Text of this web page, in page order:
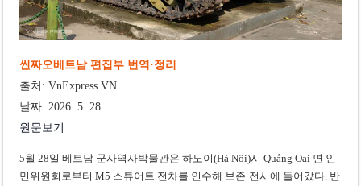
씬짜오베트남 편집부 번역·정리
출처: VnExpress VN
날짜: 2026. 5. 28.
원문보기
5월 28일 베트남 군사역사박물관은 하노이(Hà Nội)시 Quảng Oai 면 인
민위원회로부터 M5 스튜어트 전차를 인수해 보존·전시에 들어갔다. 반